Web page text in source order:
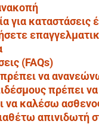
για καταστάσεις
(FAQs)
να
πρέπει
να καλέσω
απινιδωτή